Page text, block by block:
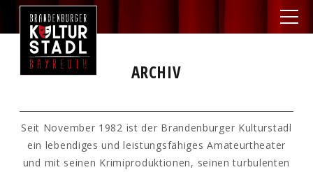
ARCHIV
Seit November 1982 ist der Brandenburger Kulturstadl
ein lebendiges und leistungsfähiges Amateurtheater
und mit seinen Krimiproduktionen, seinen turbulenten